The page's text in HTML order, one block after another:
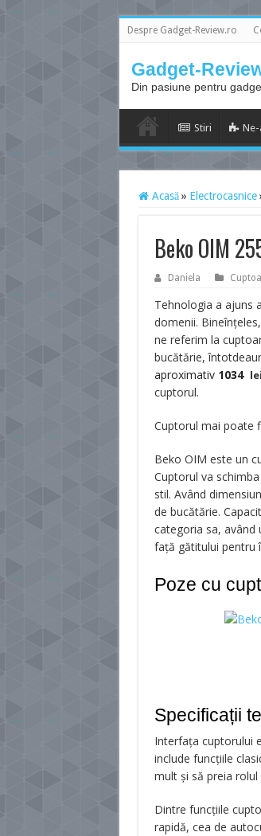
Despre Gadget-Review.ro
Gadget-
Din pasiune pentru
Stiri Ne-
Acasă » Electrocasnice
Beko OIM
Daniela
Tehnologia a ajuns
domenii.
ne referim la
bucătărie,
aproximativ1034
cuptorul.
Cuptorul mai poate
Beko OIM este un
Cuptorul va
stil. Având
de bucătărie.
categoria sa, având
față gătitului pentru
Poze cu
Specificații
Interfața cuptorului
include funcțiile
mult și să preia
Dintre funcțiile
rapidă, cea de